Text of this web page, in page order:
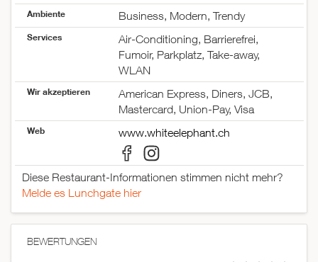
Ambiente Business, Modern, Trendy
Services
Air-Conditioning, Barrierefrei,
Fumoir, Parkplatz, Take-away,
WLAN
Wir akzeptieren
American Express, Diners, JCB,
Mastercard, Union-Pay, Visa
Web www.whiteelephant.ch
Diese Restaurant-Informationen stimmen nicht mehr?
Melde es Lunchgate hier
BEWERTUNGEN